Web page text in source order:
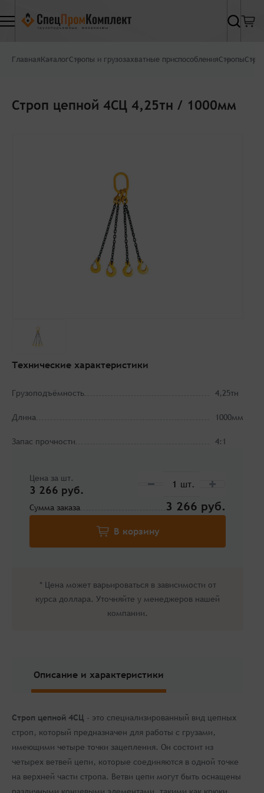
Найти
ГлавнаяКаталогСтропы и грузозахватные приспособленияСтропы
Строп цепной 4СЦ 4,25тн / 1000мм
Технические характеристики
Грузоподъёмность 4,25тн
Длина 1000мм
Запас прочности 4:1
Цена за шт.
3 266 руб.
Сумма заказа 3 266
* Цена может варьироваться в зависимости от
курса доллара. Уточняйте у менеджеров нашей
компании.
Описание и характеристики
Строп цепной 4СЦ - это специализированный вид цепных
строп, который предназначен для работы с грузами,
имеющими четыре точки зацепления. Он состоит из
четырех ветвей цепи, которые соединяются в одной точке
на верхней части стропа. Ветви цепи могут быть оснащены